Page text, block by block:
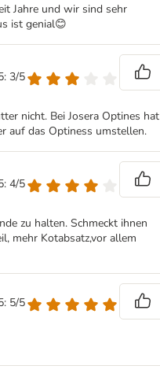
Jahre und wir sind sehr
ist genial😊
3/5
nicht. Bei Josera Optines hat
auf das Optiness umstellen.
4/5
zu halten. Schmeckt ihnen
mehr Kotabsatz,vor allem
5/5